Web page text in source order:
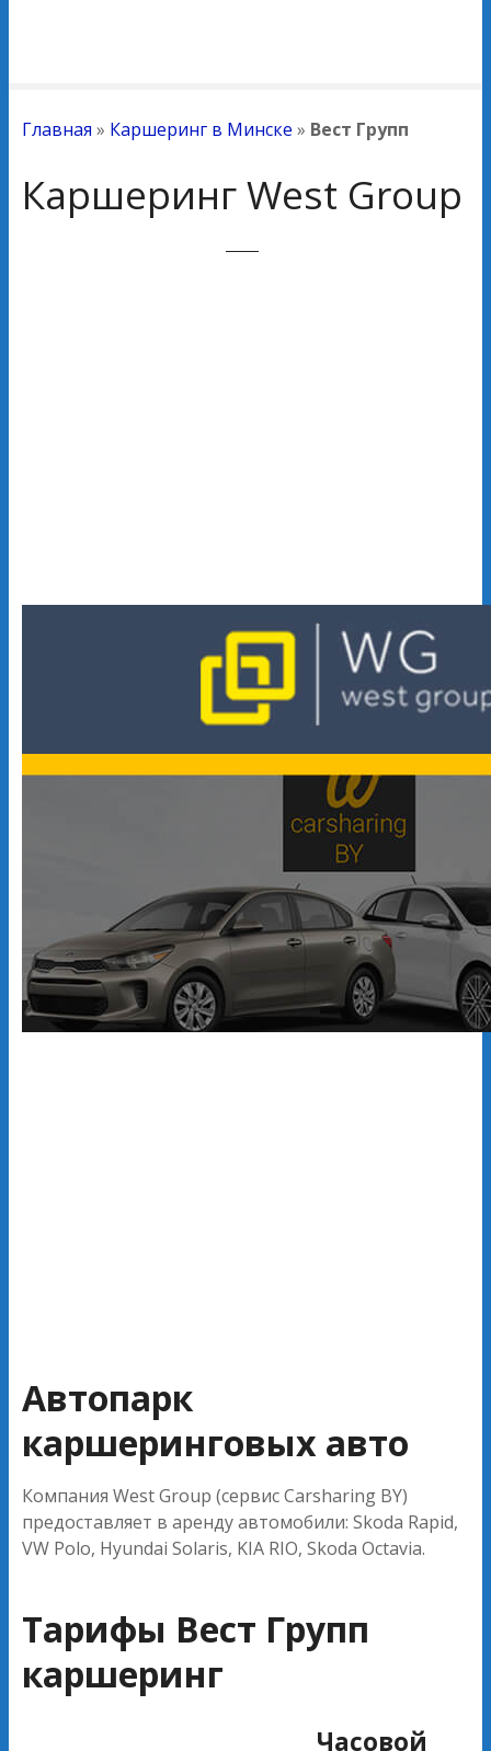
Главная » Каршеринг в Минске » Вест Групп
Каршеринг West Group
Автопарк
каршеринговых авто
Компания West Group (сервис Carsharing BY)
предоставляет в аренду автомобили: Skoda Rapid,
VW Polo, Hyundai Solaris, KIA RIO, Skoda Octavia.
Тарифы Вест Групп
каршеринг
Часовой